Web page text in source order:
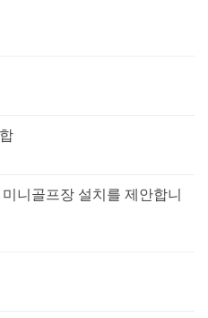
니골프장 설치를 제안합니